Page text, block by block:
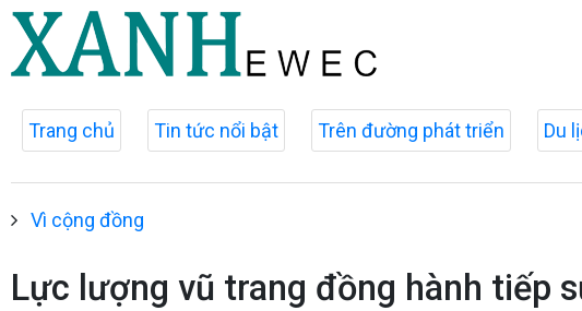
Trang chủ Tin tức nổi bật Trên đường phát triển Du
Vì cộng đồng
Lực lượng vũ trang đồng hành tiếp